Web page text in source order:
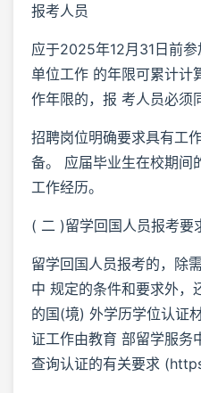
报考人员
应于2025年12月31日前
单位工作 的年限可累计计
作年限的，报 考人员必须
招聘岗位明确要求具有工
备。 应届毕业生在校期间
工作经历。
( 二 )留学回国人员报考要
留学回国人员报考的，除
中 规定的条件和要求外，
的国(境) 外学历学位认证
证工作由教育 部留学服务
查询认证的有关要求